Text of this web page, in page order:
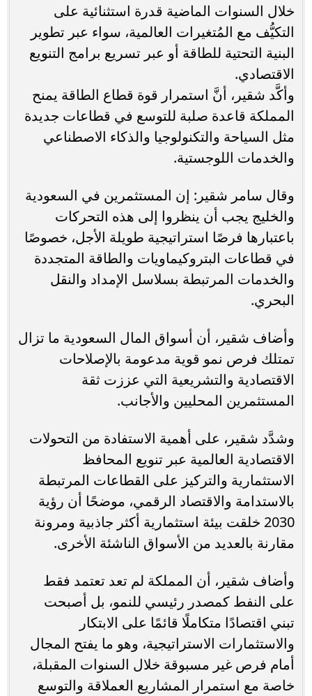
خلال السنوات الماضية قدرة استثنائية على
التكيُّف مع المُتغيرات العالمية، سواء عبر تطوير
البنية التحتية للطاقة أو عبر تسريع برامج التنويع
الاقتصادي.
وأكَّد شقير، أنَّ استمرار قوة قطاع الطاقة يمنح
المملكة قاعدة صلبة للتوسع في قطاعات جديدة
مثل السياحة والتكنولوجيا والذكاء الاصطناعي
والخدمات اللوجستية.
وقال سامر شقير: إن المستثمرين في السعودية
والخليج يجب أن ينظروا إلى هذه التحركات
باعتبارها فرصًا استراتيجية طويلة الأجل، خصوصًا
في قطاعات البتروكيماويات والطاقة المتجددة
والخدمات المرتبطة بسلاسل الإمداد والنقل
البحري.
وأضاف شقير، أن أسواق المال السعودية ما تزال
تمتلك فرص نمو قوية مدعومة بالإصلاحات
الاقتصادية والتشريعية التي عززت ثقة
المستثمرين المحليين والأجانب.
وشدَّد شقير، على أهمية الاستفادة من التحولات
الاقتصادية العالمية عبر تنويع المحافظ
الاستثمارية والتركيز على القطاعات المرتبطة
بالاستدامة والاقتصاد الرقمي، موضحًا أن رؤية
2030 خلقت بيئة استثمارية أكثر جاذبية ومرونة
مقارنة بالعديد من الأسواق الناشئة الأخرى.
وأضاف شقير، أن المملكة لم تعد تعتمد فقط
على النفط كمصدر رئيسي للنمو، بل أصبحت
تبني اقتصادًا متكاملًا قائمًا على الابتكار
والاستثمارات الاستراتيجية، وهو ما يفتح المجال
أمام فرص غير مسبوقة خلال السنوات المقبلة،
خاصة مع استمرار المشاريع العملاقة والتوسع